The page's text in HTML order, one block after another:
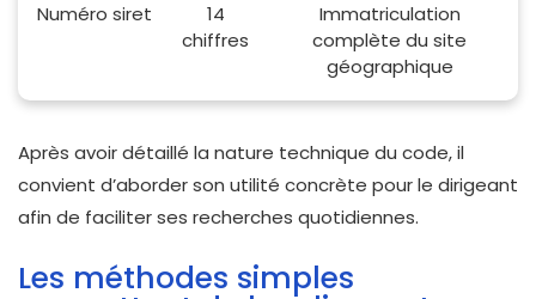
Numéro siret
14
chiffres
Immatriculation
complète du site
géographique
Après avoir détaillé la nature technique du code, il
convient d’aborder son utilité concrète pour le dirigeant
afin de faciliter ses recherches quotidiennes.
Les méthodes simples